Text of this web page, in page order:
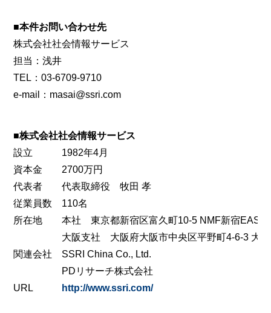
■本件お問い合わせ先
株式会社社会情報サービス
担当：浅井
TEL：03-6709-9710
e-mail：masai@ssri.com
■株式会社社会情報サービス
設立
1982年4月
資本金
2700万円
代表者
代表取締役 牧田 孝
従業員数
110名
所在地
本社 東京都新宿区富久町10-5 NMF新宿EAST
大阪支社 大阪府大阪市中央区平野町4-6-3 大
関連会社
SSRI China Co., Ltd.
PDリサーチ株式会社
URL
http://www.ssri.com/